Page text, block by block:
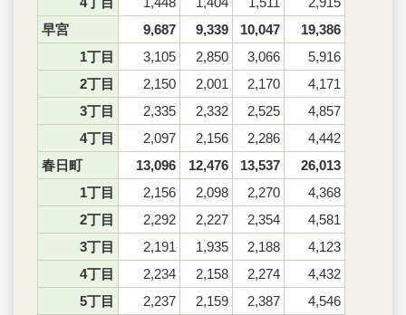
早宮
9,687 9,339 10,047
19,386
1丁目
3,105 2,850 3,066
5,916
2丁目
2,150 2,001 2,170
4,171
3丁目
2,335 2,332 2,525
4,857
4丁目
2,097 2,156 2,286
4,442
春日町
13,096 12,476 13,537
26,013
1丁目
2,156 2,098 2,270
4,368
2丁目
2,292 2,227 2,354
4,581
3丁目
2,191 1,935 2,188
4,123
4丁目
2,234 2,158 2,274
4,432
5丁目
2,237 2,159 2,387
4,546